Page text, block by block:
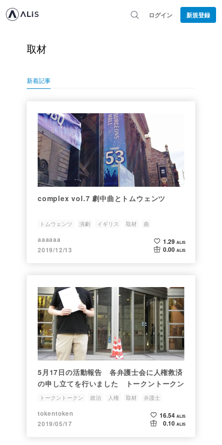
ログイン 新規登録
取材
新着記事
complex vol.7 劇中曲とトムウェンツ
トムウェンツ 演劇 イギリス 取材 曲
aaaaaa
2019/12/13
1.29 ALIS
0.00 ALIS
5月17日の活動報告 各弁護士会に人権救済
の申し立てを行いました トークントークン
トークントークン 政治 人権 取材 弁護士
tokentoken
2019/05/17
16.54 ALIS
0.10 ALIS